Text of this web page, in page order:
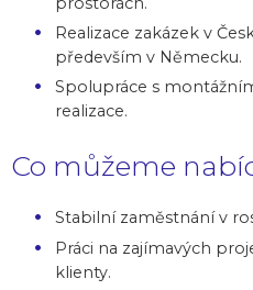
Realizace zakázek v
především v Německu.
Spolupráce s
realizace.
Co můžeme
Stabilní zaměstnání v
Práci na zajímavých
klienty.